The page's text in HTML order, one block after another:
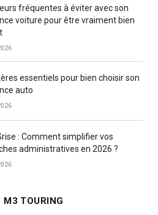
fréquentes à éviter avec son
voiture pour être vraiment bien
essentiels pour bien choisir son
auto
: Comment simplifier vos
administratives en 2026 ?
M3 TOURING